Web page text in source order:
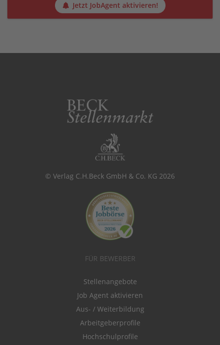
Jetzt JobAgent aktivieren!
© Verlag C.H.Beck GmbH & Co. KG 2026
FÜR BEWERBER
Stellenangebote
Job Agent aktivieren
Aus- / Weiterbildung
Arbeitgeberprofile
Hochschulprofile